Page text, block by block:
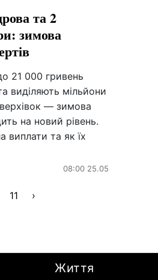
та 2
зимова
21 000 гривень
виділяють мільйони
— зимова
на новий рівень.
виплати та як їх
08:00 25.05
11 ›
Життя